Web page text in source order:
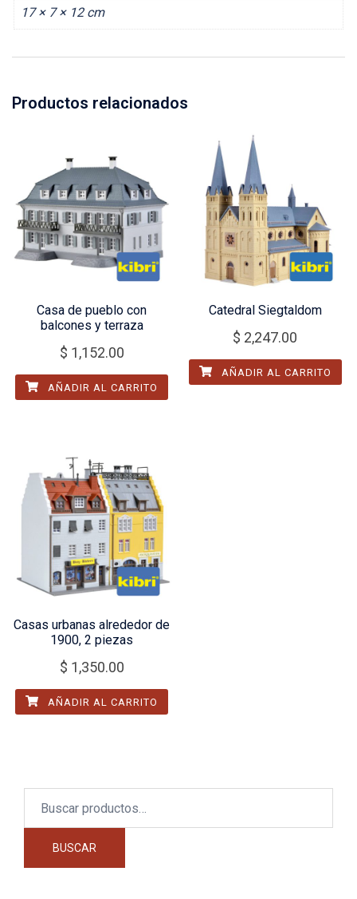
17 × 7 × 12 cm
Productos relacionados
Casa de pueblo con
balcones y terraza
$ 1,152.00
AÑADIR AL CARRITO
Catedral Siegtaldom
$ 2,247.00
AÑADIR AL CARRITO
Casas urbanas alrededor de
1900, 2 piezas
$ 1,350.00
AÑADIR AL CARRITO
BUSCAR